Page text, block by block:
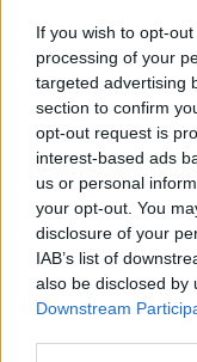
If you wish to opt-
processing of your
targeted advertising
section to confirm
opt-out request is
interest-based ads
us or personal
your opt-out. You
disclosure of your
IAB’s list of
also be disclosed by
Downstream
A Rába
keretében 2014.
munkavállaló(i)
darab Rába
a CIB Bank Zrt.
tulajdonában lévő
darabra csökkent.A
KEDVES
A keresett cikk a
tartozik, melynek